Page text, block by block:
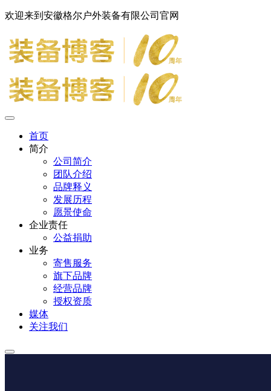
欢迎来到安徽格尔户外装备有限公司官网
首页
简介
公司简介
团队介绍
品牌释义
发展历程
愿景使命
企业责任
公益捐助
业务
寄售服务
旗下品牌
经营品牌
授权资质
媒体
关注我们